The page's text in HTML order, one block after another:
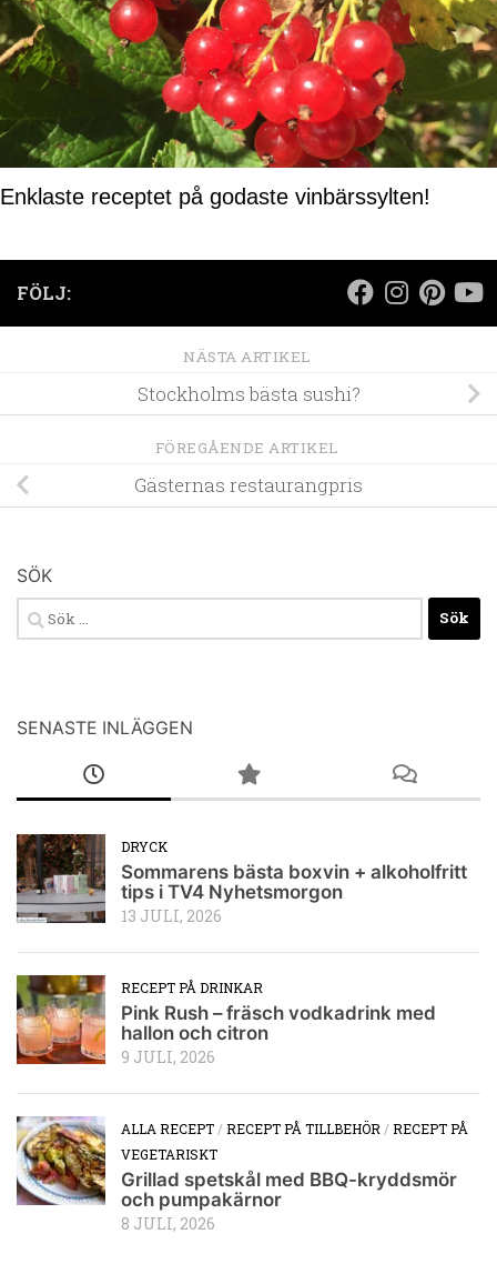
Enklaste receptet på godaste vinbärssylten!
FÖLJ:
NÄSTA ARTIKEL
Stockholms bästa sushi?
FÖREGÅENDE ARTIKEL
Gästernas restaurangpris
SÖK
Sök
efter:
SENASTE INLÄGGEN
DRYCK
Sommarens bästa boxvin + alkoholfritt
tips i TV4 Nyhetsmorgon
13 JULI, 2026
RECEPT PÅ DRINKAR
Pink Rush – fräsch vodkadrink med
hallon och citron
9 JULI, 2026
ALLA RECEPT /RECEPT PÅ TILLBEHÖR /RECEPT PÅ
VEGETARISKT
Grillad spetskål med BBQ-kryddsmör
och pumpakärnor
8 JULI, 2026